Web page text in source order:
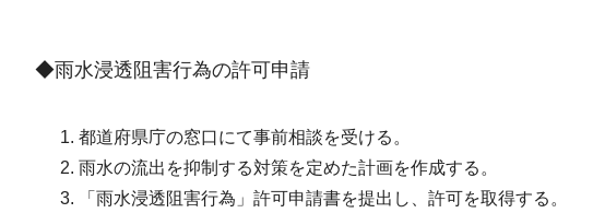
◆雨水浸透阻害行為の許可申請
都道府県庁の窓口にて事前相談を受ける。
雨水の流出を抑制する対策を定めた計画を作成する。
「雨水浸透阻害行為」許可申請書を提出し、許可を取得する。